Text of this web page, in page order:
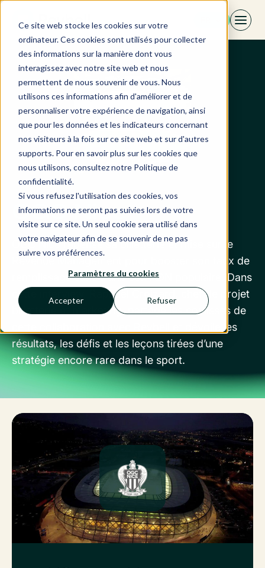
Ce site web stocke les cookies sur votre
ordinateur. Ces cookies sont utilisés pour collecter
des informations sur la manière dont vous
interagissez avec notre site web et nous
permettent de nous souvenir de vous. Nous
utilisons ces informations afin d'améliorer et de
personnaliser votre expérience de navigation, ainsi
que pour les données et les indicateurs concernant
nos visiteurs à la fois sur ce site web et sur d'autres
supports. Pour en savoir plus sur les cookies que
nous utilisons, consultez notre Politique de
confidentialité.
Si vous refusez l'utilisation des cookies, vos
informations ne seront pas suivies lors de votre
visite sur ce site. Un seul cookie sera utilisé dans
votre navigateur afin de se souvenir de ne pas
suivre vos préférences.
Paramètres du cookies
Accepter Refuser
Aller
contenu
OGC Nice
OGC Nice repense sa billetterie et mise sur le
Revenue Management pour booster son taux de
remplissage sans trahir son ADN populaire. Dans
cette interview, Raphaël Croizard, chef de projet
billetterie et marketing, partage les coulisses de
cette collaboration avec Revbell et dévoile les
résultats, les défis et les leçons tirées d’une
stratégie encore rare dans le sport.